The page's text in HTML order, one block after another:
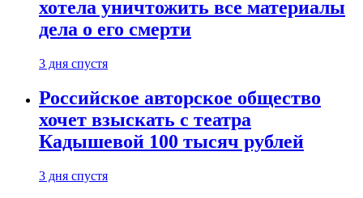
хотела уничтожить все материалы
дела о его смерти
3 дня спустя
Российское авторское общество
хочет взыскать с театра
Кадышевой 100 тысяч рублей
3 дня спустя